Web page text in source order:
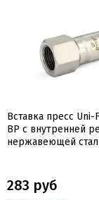
Вставка пресс Uni-
ВР с внутренней
нержавеющей
283 руб